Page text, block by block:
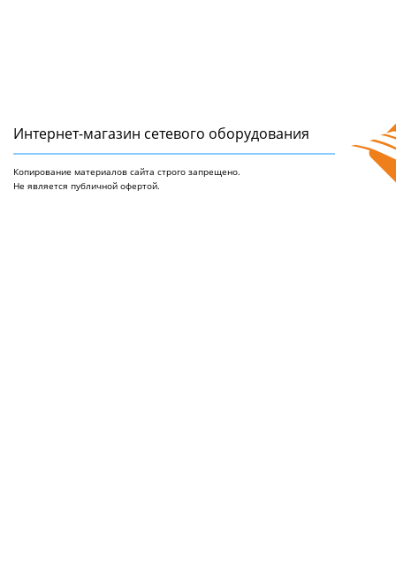
Интернет-магазин сетeвого оборудования
Копирование материалов сайта строго запрещено.
Не является публичной офертой.